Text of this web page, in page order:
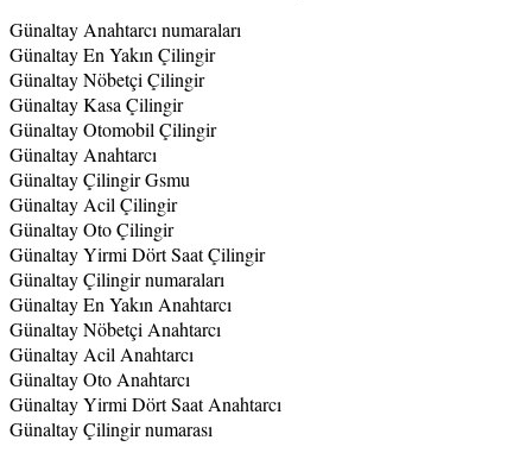
Günaltay Anahtarcı numaraları
Günaltay En Yakın Çilingir
Günaltay Nöbetçi Çilingir
Günaltay Kasa Çilingir
Günaltay Otomobil Çilingir
Günaltay Anahtarcı
Günaltay Çilingir Gsmu
Günaltay Acil Çilingir
Günaltay Oto Çilingir
Günaltay Yirmi Dört Saat Çilingir
Günaltay Çilingir numaraları
Günaltay En Yakın Anahtarcı
Günaltay Nöbetçi Anahtarcı
Günaltay Acil Anahtarcı
Günaltay Oto Anahtarcı
Günaltay Yirmi Dört Saat Anahtarcı
Günaltay Çilingir numarası